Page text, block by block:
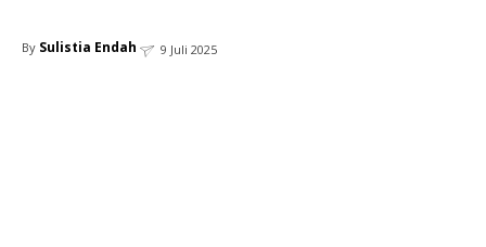
By Sulistia Endah 9 Juli 2025